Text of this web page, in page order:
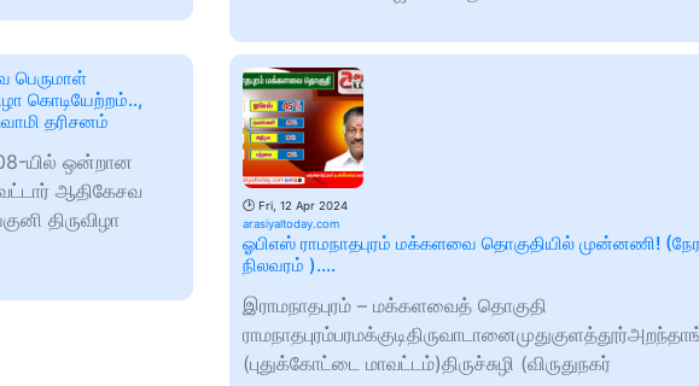
பெருமாள்
கொடியேற்றம்..,
தரிசனம்
யில் ஒன்றான
ஆதிகேசவ
திருவிழா
🕑 Fri, 12 Apr 2024
arasiyaltoday.com
ஓபிஎஸ் ராமநாதபுரம் மக்களவை தொகுதியில் முன்னணி!
நிலவரம் )….
இராமநாதபுரம் – மக்களவைத் தொகுதி
(புதுக்கோட்டை மாவட்டம்)திருச்சுழி (விருதுநகர்